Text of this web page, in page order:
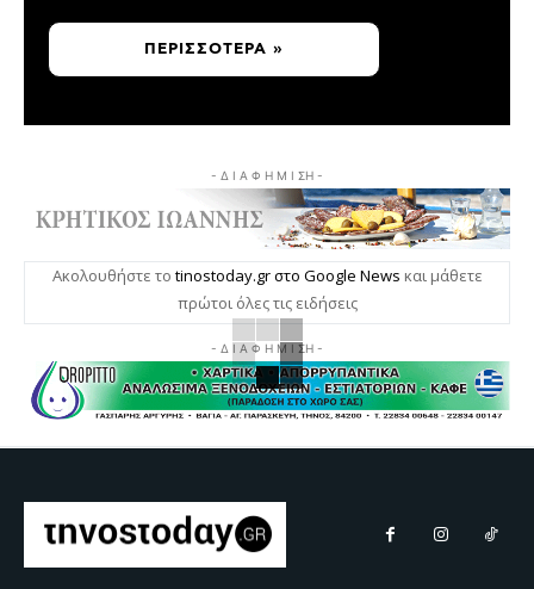
ΠΕΡΙΣΣΌΤΕΡΑ »
- Δ Ι Α Φ Η Μ Ι ΣΗ -
Ακολουθήστε το tinostoday.gr στο Google News και μάθετε
πρώτοι όλες τις ειδήσεις
- Δ Ι Α Φ Η Μ Ι ΣΗ -